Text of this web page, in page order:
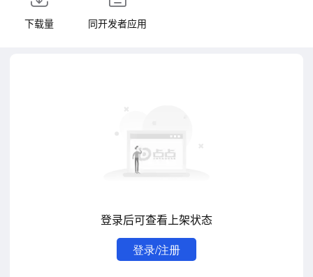
下载量 同开发者应用
登录后可查看上架状态
登录/注册